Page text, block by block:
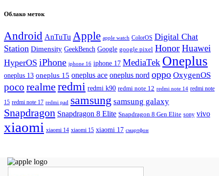
Облако меток
Android AnTuTu Apple apple watch ColorOS Digital Chat
Station Dimensity GeekBench Google google pixel HonorHuawei
HyperOS iPhone iphone 16 iphone 17 MediaTek Oneplus
oneplus 13 oneplus 15 oneplus ace oneplus nord oppo OxygenOS
poco realme redmi redmi k90 redmi note 12 redmi note 14 redmi note
15 redmi note 17 redmi pad samsung samsung galaxy
Snapdragon Snapdragon 8 Elite Snapdragon 8 Gen Elite sony vivo
xiaomi xiaomi 14 xiaomi 15 xiaomi 17 смартфон